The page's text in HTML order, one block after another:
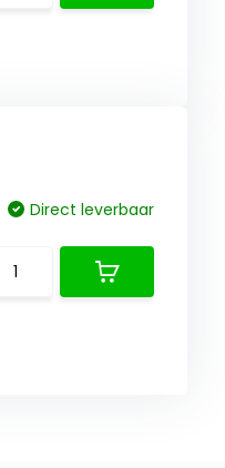
Direct leverbaar